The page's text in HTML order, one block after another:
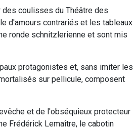
coulisses du Théâtre des
d'amours contrariés et les tableaux
ronde schnitzlerienne et sont mis
protagonistes et, sans imiter les
sur pellicule, composent
et de l'obséquieux protecteur
Frédérick Lemaître, le cabotin